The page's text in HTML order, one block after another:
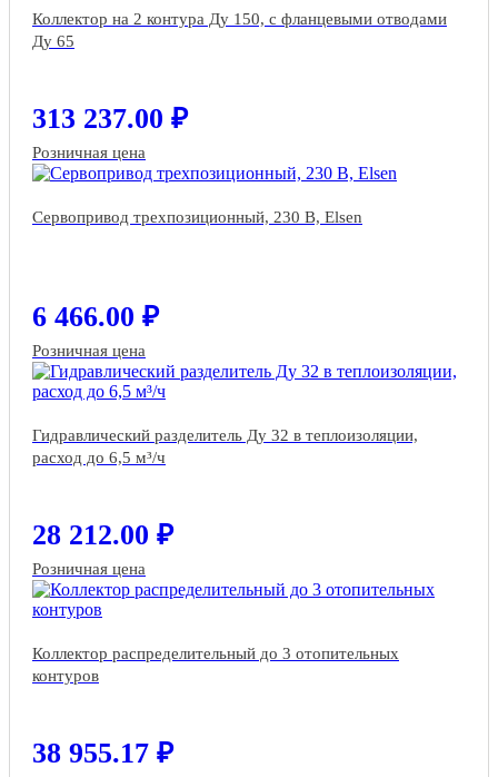
Коллектор на 2 контура Ду 150, с фланцевыми отводами
Ду 65
313 237.00 ₽
Розничная цена
Сервопривод трехпозиционный, 230 В, Elsen
6 466.00 ₽
Розничная цена
Гидравлический разделитель Ду 32 в теплоизоляции,
расход до 6,5 м³/ч
28 212.00 ₽
Розничная цена
Коллектор распределительный до 3 отопительных
контуров
38 955.17 ₽